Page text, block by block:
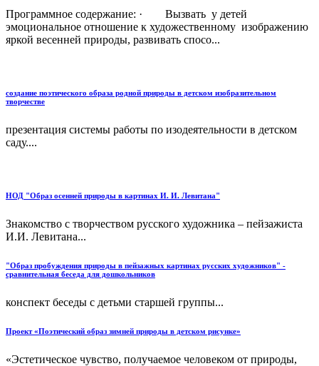
Программное содержание: · Вызвать у детей
эмоциональное отношение к художественному изображению
яркой весенней природы, развивать спосо...
создание поэтического образа родной природы в детском изобразительном
творчестве
презентация системы работы по изодеятельности в детском
саду....
НОД "Образ осенней природы в картинах И. И. Левитана"
Знакомство с творчеством русского художника – пейзажиста
И.И. Левитана...
"Образ пробуждения природы в пейзажных картинах русских художников" -
сравнительная беседа для дошкольников
конспект беседы с детьми старшей группы...
Проект «Поэтический образ зимней природы в детском рисунке»
«Эстетическое чувство, получаемое человеком от природы,